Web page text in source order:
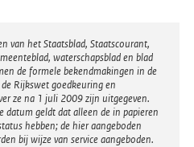
van het Staatsblad, Staatscourant,
waterschapsblad en blad
de formele bekendmakingen in de
Rijkswet goedkeuring en
ze na 1 juli 2009 zijn uitgegeven.
datum geldt dat alleen de in papieren
hebben; de hier aangeboden
bij wijze van service aangeboden.